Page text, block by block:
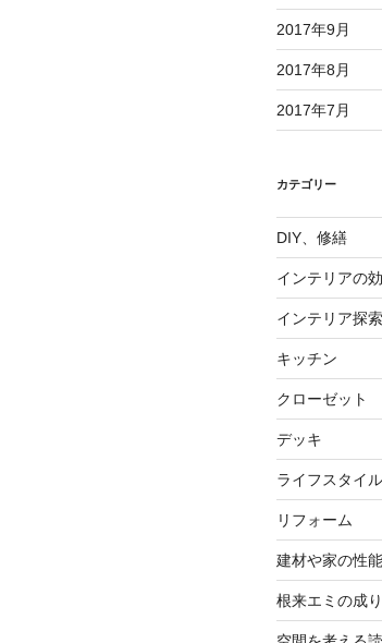
2017年9月
2017年8月
2017年7月
カテゴリー
DIY、修繕
インテリアの
インテリア探索
キッチン
クローゼット
デッキ
ライフスタイル
リフォーム
建材や家の性
根来エミの成